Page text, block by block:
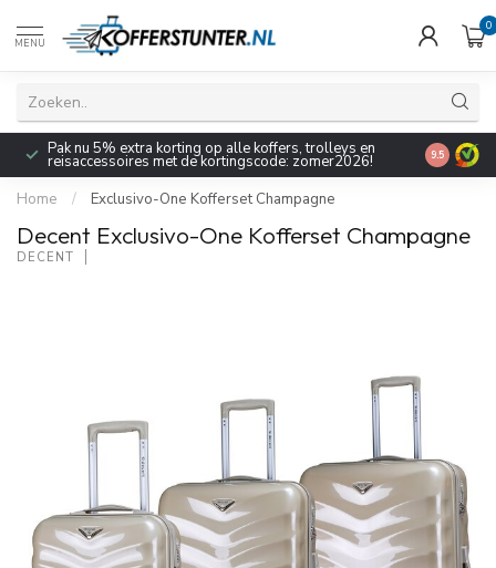
MENU
0
Pak nu 5% extra korting op alle koffers, trolleys en
reisaccessoires met de kortingscode: zomer2026! 9.5
Home / Exclusivo-One Kofferset Champagne
Decent Exclusivo-One Kofferset Champagne
DECENT